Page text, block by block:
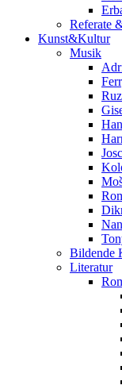
Referate
Kunst&Kultur
Musik
Bildende
Literatur